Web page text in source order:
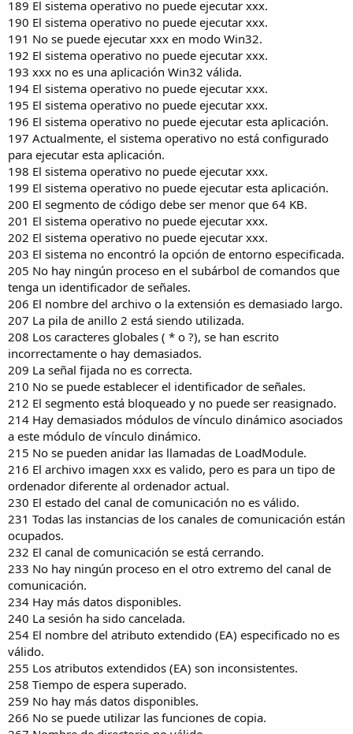
189 El sistema operativo no puede ejecutar xxx.
190 El sistema operativo no puede ejecutar xxx.
191 No se puede ejecutar xxx en modo Win32.
192 El sistema operativo no puede ejecutar xxx.
193 xxx no es una aplicación Win32 válida.
194 El sistema operativo no puede ejecutar xxx.
195 El sistema operativo no puede ejecutar xxx.
196 El sistema operativo no puede ejecutar esta aplicación.
197 Actualmente, el sistema operativo no está configurado
para ejecutar esta aplicación.
198 El sistema operativo no puede ejecutar xxx.
199 El sistema operativo no puede ejecutar esta aplicación.
200 El segmento de código debe ser menor que 64 KB.
201 El sistema operativo no puede ejecutar xxx.
202 El sistema operativo no puede ejecutar xxx.
203 El sistema no encontró la opción de entorno especificada.
205 No hay ningún proceso en el subárbol de comandos que
tenga un identificador de señales.
206 El nombre del archivo o la extensión es demasiado largo.
207 La pila de anillo 2 está siendo utilizada.
208 Los caracteres globales ( * o ?), se han escrito
incorrectamente o hay demasiados.
209 La señal fijada no es correcta.
210 No se puede establecer el identificador de señales.
212 El segmento está bloqueado y no puede ser reasignado.
214 Hay demasiados módulos de vínculo dinámico asociados
a este módulo de vínculo dinámico.
215 No se pueden anidar las llamadas de LoadModule.
216 El archivo imagen xxx es valido, pero es para un tipo de
ordenador diferente al ordenador actual.
230 El estado del canal de comunicación no es válido.
231 Todas las instancias de los canales de comunicación están
ocupados.
232 El canal de comunicación se está cerrando.
233 No hay ningún proceso en el otro extremo del canal de
comunicación.
234 Hay más datos disponibles.
240 La sesión ha sido cancelada.
254 El nombre del atributo extendido (EA) especificado no es
válido.
255 Los atributos extendidos (EA) son inconsistentes.
258 Tiempo de espera superado.
259 No hay más datos disponibles.
266 No se puede utilizar las funciones de copia.